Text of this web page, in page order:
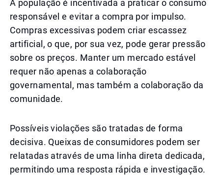
A população é incentivada a praticar o consumo
responsável e evitar a compra por impulso.
Compras excessivas podem criar escassez
artificial, o que, por sua vez, pode gerar pressão
sobre os preços. Manter um mercado estável
requer não apenas a colaboração
governamental, mas também a colaboração da
comunidade.
Possíveis violações são tratadas de forma
decisiva. Queixas de consumidores podem ser
relatadas através de uma linha direta dedicada,
permitindo uma resposta rápida e investigação.